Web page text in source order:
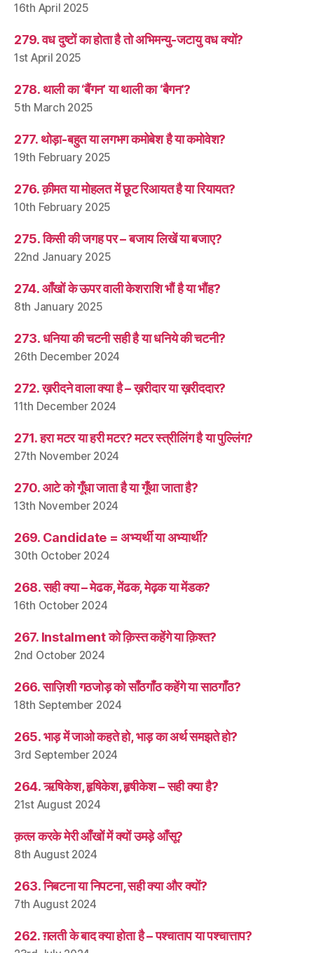
16th April 2025
279. वध दुष्टों का होता है तो अभिमन्यु-जटायु वध क्यों?
1st April 2025
278. थाली का ‘बैंगन’ या थाली का ‘बैगन’?
5th March 2025
277. थोड़ा-बहुत या लगभग कमोबेश है या कमोवेश?
19th February 2025
276. क़ीमत या मोहलत में छूट रिआयत है या रियायत?
10th February 2025
275. किसी की जगह पर – बजाय लिखें या बजाए?
22nd January 2025
274. आँखों के ऊपर वाली केशराशि भौं है या भौंह?
8th January 2025
273. धनिया की चटनी सही है या धनिये की चटनी?
26th December 2024
272. ख़रीदने वाला क्या है – ख़रीदार या ख़रीददार?
11th December 2024
271. हरा मटर या हरी मटर? मटर स्त्रीलिंग है या पुल्लिंग?
27th November 2024
270. आटे को गूँधा जाता है या गूँथा जाता है?
13th November 2024
269. Candidate = अभ्यर्थी या अभ्यार्थी?
30th October 2024
268. सही क्या – मेढक, मेंढक, मेढ़क या मेंडक?
16th October 2024
267. Instalment को क़िस्त कहेंगे या क़िश्त?
2nd October 2024
266. साज़िशी गठजोड़ को साँठगाँठ कहेंगे या साठगाँठ?
18th September 2024
265. भाड़ में जाओ कहते हो, भाड़ का अर्थ समझते हो?
3rd September 2024
264. ऋषिकेश, हृषिकेश, हृषीकेश – सही क्या है?
21st August 2024
क़त्ल करके मेरी आँखों में क्यों उमड़े आँसू?
8th August 2024
263. निबटना या निपटना, सही क्या और क्यों?
7th August 2024
262. ग़लती के बाद क्या होता है – पश्चाताप या पश्चात्ताप?